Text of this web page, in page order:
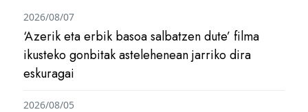
‘Azerik eta erbik basoa salbatzen dute’ filma
ikusteko gonbitak astelehenean jarriko dira
eskuragai
2026/08/07
2026/08/05